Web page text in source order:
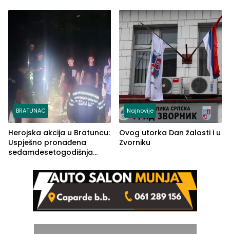
rješenje
BRATUNAC
Herojska akcija u Bratuncu:
Uspješno pronađena
sedamdesetogodišnja
Kravice.
Najnovije
Ovog utorka Dan žalosti i u
Zvorniku